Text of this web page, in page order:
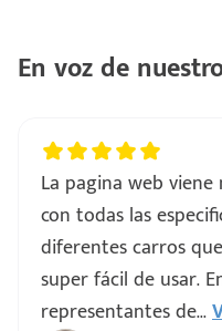
En voz de
La pagina web
con todas las
diferentes carros
super fácil de usar.
representantes de...